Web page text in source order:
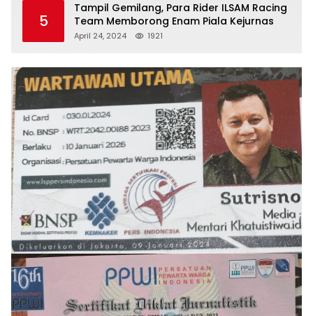
5
Tampil Gemilang, Para Rider ILSAM Racing
Team Memborong Enam Piala Kejurnas
April 24, 2024 1921